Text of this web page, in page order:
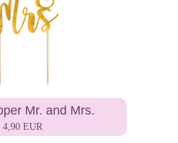
Mr. and Mrs.
4,90 EUR